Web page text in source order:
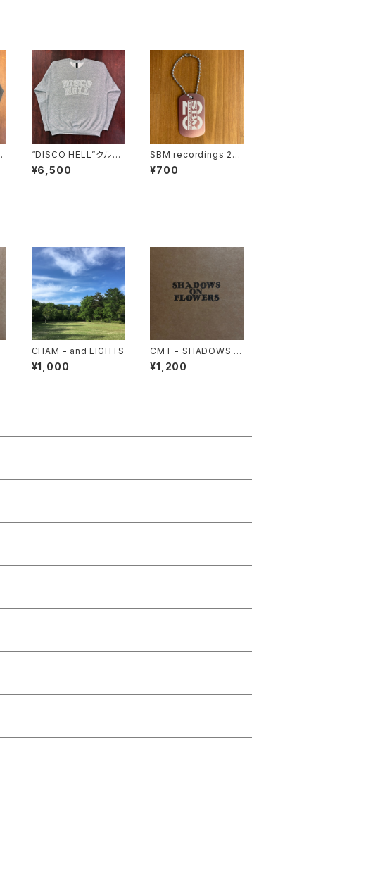
“DISCO HELL”クルー
ネックスウェットシャツ
¥6,500
SBM recordings 20t
h ANNIV DOGTAG
¥700
CHAM - and LIGHTS
¥1,000
CMT - SHADOWS O
N FLOWERS
¥1,200